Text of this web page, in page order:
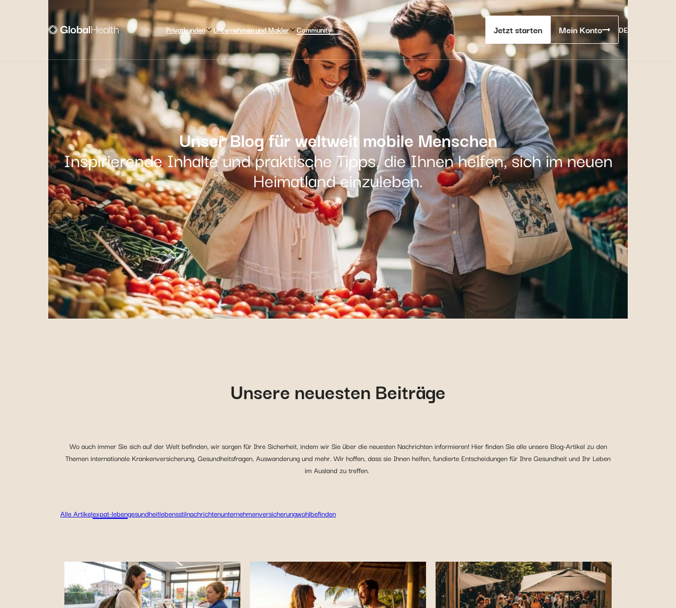
Privatkunden Unternehmen und Makler Community Jetzt starten Mein Konto DE
Unser Blog für weltweit mobile Menschen
Inspirierende Inhalte und praktische Tipps, die Ihnen helfen, sich im neuen
Heimatland einzuleben.
Unsere neuesten Beiträge
Wo auch immer Sie sich auf der Welt befinden, wir sorgen für Ihre Sicherheit, indem wir Sie über die neuesten Nachrichten informieren! Hier finden Sie alle unsere Blog-Artikel zu den
Themen internationale Krankenversicherung, Gesundheitsfragen, Auswanderung und mehr. Wir hoffen, dass sie Ihnen helfen, fundierte Entscheidungen für Ihre Gesundheit und Ihr Leben
im Ausland zu treffen.
Alle Artikelexpat-lebengesundheitlebensstilnachrichtenunternehmenversicherungwohlbefinden